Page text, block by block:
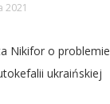
2021
Nikifor o problemie
ukraińskiej